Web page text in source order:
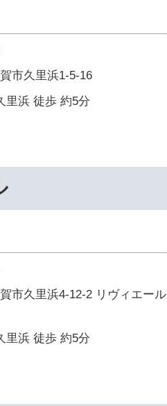
市久里浜1-5-16
里浜 徒歩 約5分
市久里浜4-12-2 リヴィエール
里浜 徒歩 約5分